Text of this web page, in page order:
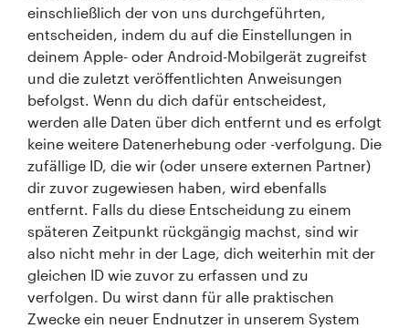
einschließlich der von uns durchgeführten,
entscheiden, indem du auf die Einstellungen in
deinem Apple- oder Android-Mobilgerät zugreifst
und die zuletzt veröffentlichten Anweisungen
befolgst. Wenn du dich dafür entscheidest,
werden alle Daten über dich entfernt und es erfolgt
keine weitere Datenerhebung oder -verfolgung. Die
zufällige ID, die wir (oder unsere externen Partner)
dir zuvor zugewiesen haben, wird ebenfalls
entfernt. Falls du diese Entscheidung zu einem
späteren Zeitpunkt rückgängig machst, sind wir
also nicht mehr in der Lage, dich weiterhin mit der
gleichen ID wie zuvor zu erfassen und zu
verfolgen. Du wirst dann für alle praktischen
Zwecke ein neuer Endnutzer in unserem System